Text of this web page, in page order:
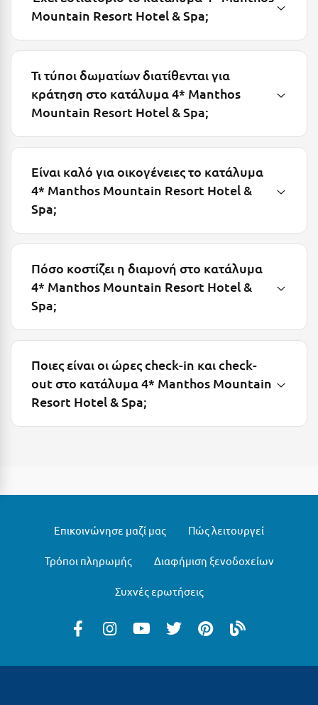
Μυστράς
Μυτιλήνη
Νάξος
Νάουσα
Ναυπακτία
Ναύπλιο
Νέοι Πόροι Πιερίας
Ξυλόκαστρο
Ορεινή Αρκαδία
Παραλία Κατερίνης
Παρνασσός
Mountain Resort Hotel & Spa;
Τι τύποι δωματίων διατίθενται για
κράτηση στο κατάλυμα 4* Manthos
Mountain Resort Hotel & Spa;
Είναι καλό για οικογένειες το κατάλυμα
4* Manthos Mountain Resort Hotel &
Spa;
Πόσο κοστίζει η διαμονή στο κατάλυμα
4* Manthos Mountain Resort Hotel &
Spa;
Ποιες είναι οι ώρες check-in και check-
out στο κατάλυμα 4* Manthos Mountain
Resort Hotel & Spa;
Επικοινώνησε μαζί μας Πώς λειτουργεί
Τρόποι πληρωμής Διαφήμιση ξενοδοχείων
Συχνές ερωτήσεις